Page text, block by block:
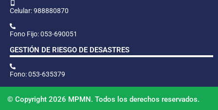
Celular: 988880870
Fono Fijo: 053-690051
GESTIÓN DE RIESGO DE DESASTRES
Fono: 053-635379
© Copyright 2026 MPMN. Todos los derechos reservados.